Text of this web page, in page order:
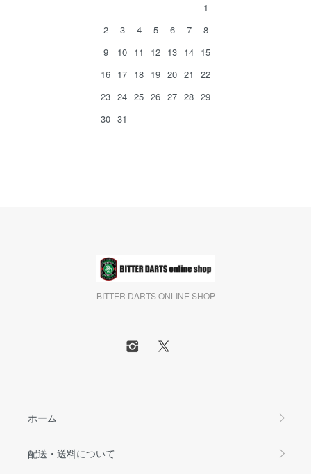
1
2
3 4 5 6 7
8
9
10 11 12 13 14 15
16 17 18 19 20 21
22
23 24 25 26 27 28 29
30 31
BITTER DARTS ONLINE SHOP
ホーム
配送・送料について